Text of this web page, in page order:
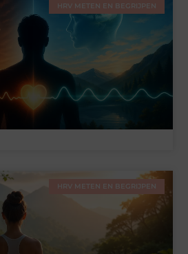
HRV METEN EN BEGRIJPEN
HRV METEN EN BEGRIJPEN